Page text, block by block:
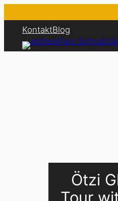
naar
inhoud
KontaktBlog
Ötzi
Tour